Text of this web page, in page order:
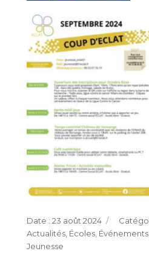
Publié
le
23 août 2024
Actualités, Écoles, Événements,
Jeunesse